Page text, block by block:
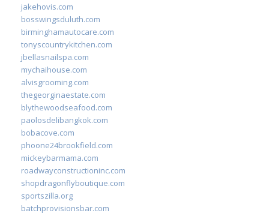
jakehovis.com
bosswingsduluth.com
birminghamautocare.com
tonyscountrykitchen.com
jbellasnailspa.com
mychaihouse.com
alvisgrooming.com
thegeorginaestate.com
blythewoodseafood.com
paolosdelibangkok.com
bobacove.com
phoone24brookfield.com
mickeybarmama.com
roadwayconstructioninc.com
shopdragonflyboutique.com
sportszilla.org
batchprovisionsbar.com